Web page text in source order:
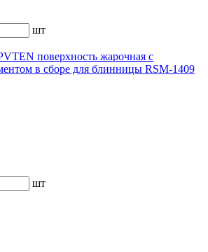
шт
поверхность жарочная c
в сборе для блинницы RSM-1409
шт